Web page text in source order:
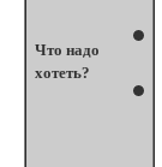
Что надо
хотеть?